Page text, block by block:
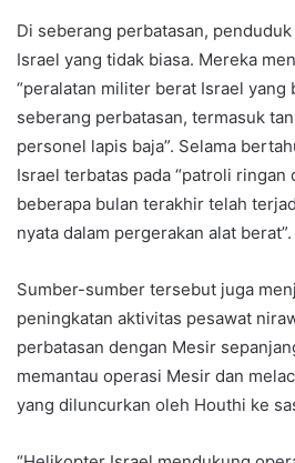
Di seberang perbatasan,
Israel yang tidak biasa. Mereka
“peralatan militer berat Israel yang
seberang perbatasan, termasuk
personel lapis baja”. Selama
Israel terbatas pada “patroli ringan
beberapa bulan terakhir telah
nyata dalam pergerakan alat berat”.
Sumber-sumber tersebut juga
peningkatan aktivitas pesawat
perbatasan dengan Mesir
memantau operasi Mesir dan
yang diluncurkan oleh Houthi ke